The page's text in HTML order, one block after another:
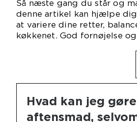
Så næste gang du står og
denne artikel kan hjælpe
at variere dine retter,
køkkenet. God fornøjelse
Hvad kan jeg
aftensmad,